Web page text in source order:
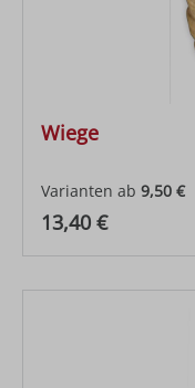
Wiege
Varianten ab 9,50 €
Regulärer Preis:
13,40 €